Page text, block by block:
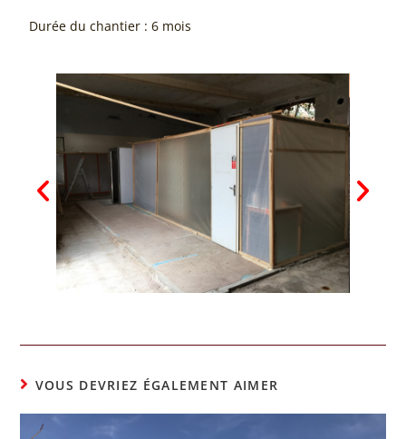
Durée du chantier : 6 mois
VOUS DEVRIEZ ÉGALEMENT AIMER